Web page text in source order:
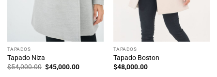
TAPADOS
Tapado Niza
$54,000.00 El
precio
$45,000.00El
TAPADOS
Tapado Boston
$48,000.00